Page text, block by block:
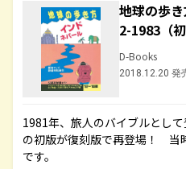
地球の歩
2-1983（
D-Books
2018.12.20 発
1981年、旅人のバイブルとし
の初版が復刻版で再登場！ 当
です。